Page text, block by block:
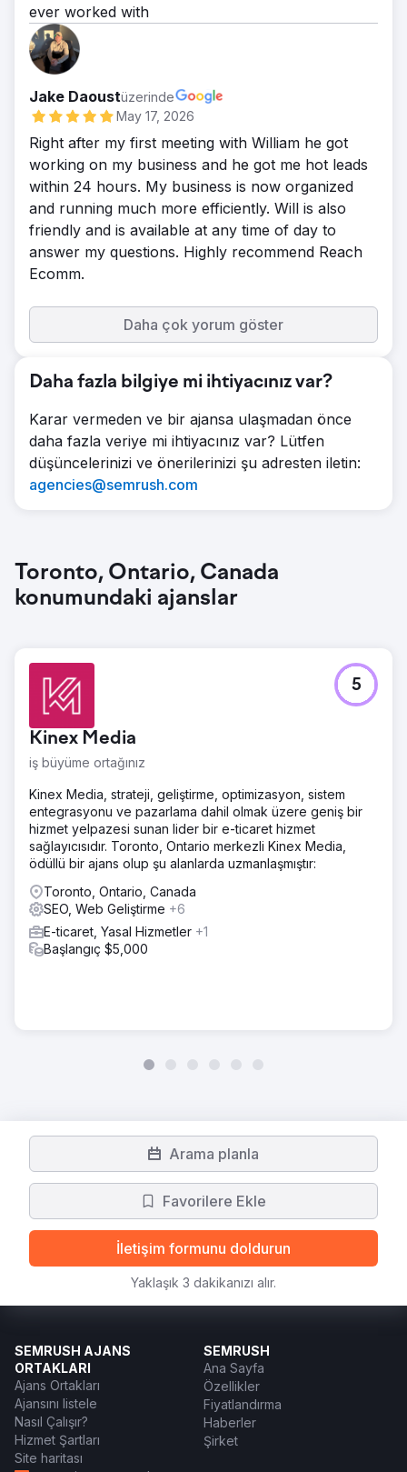
ever worked with
Jake Daoustüzerinde
May 17, 2026
Right after my first meeting with William he got
working on my business and he got me hot leads
within 24 hours. My business is now organized
and running much more efficiently. Will is also
friendly and is available at any time of day to
answer my questions. Highly recommend Reach
Ecomm.
Daha çok yorum göster
Daha fazla bilgiye mi ihtiyacınız var?
Karar vermeden ve bir ajansa ulaşmadan önce
daha fazla veriye mi ihtiyacınız var? Lütfen
düşüncelerinizi ve önerilerinizi şu adresten iletin:
agencies@semrush.com
Toronto, Ontario, Canada
konumundaki ajanslar
Kinex Media
iş büyüme ortağınız
5
Kinex Media, strateji, geliştirme, optimizasyon, sistem
entegrasyonu ve pazarlama dahil olmak üzere geniş bir
hizmet yelpazesi sunan lider bir e-ticaret hizmet
sağlayıcısıdır. Toronto, Ontario merkezli Kinex Media,
ödüllü bir ajans olup şu alanlarda uzmanlaşmıştır:
Toronto, Ontario, Canada
SEO, Web Geliştirme +6
E-ticaret, Yasal Hizmetler +1
Başlangıç $5,000
Arama planla
Favorilere Ekle
İletişim formunu doldurun
Yaklaşık 3 dakikanızı alır.
SEMRUSH AJANS
ORTAKLARI
Ajans Ortakları
Ajansını listele
Nasıl Çalışır?
Hizmet Şartları
Site haritası
SEMRUSH
Ana Sayfa
Özellikler
Fiyatlandırma
Haberler
Şirket